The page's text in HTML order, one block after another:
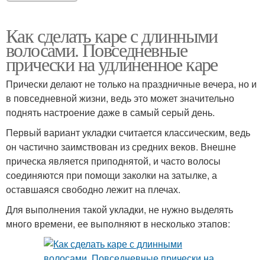
Как сделать каре с длинными
волосами. Повседневные
прически на удлиненное каре
Прически делают не только на праздничные вечера, но и
в повседневной жизни, ведь это может значительно
поднять настроение даже в самый серый день.
Первый вариант укладки считается классическим, ведь
он частично заимствован из средних веков. Внешне
прическа является приподнятой, и часто волосы
соединяются при помощи заколки на затылке, а
оставшаяся свободно лежит на плечах.
Для выполнения такой укладки, не нужно выделять
много времени, ее выполняют в несколько этапов: